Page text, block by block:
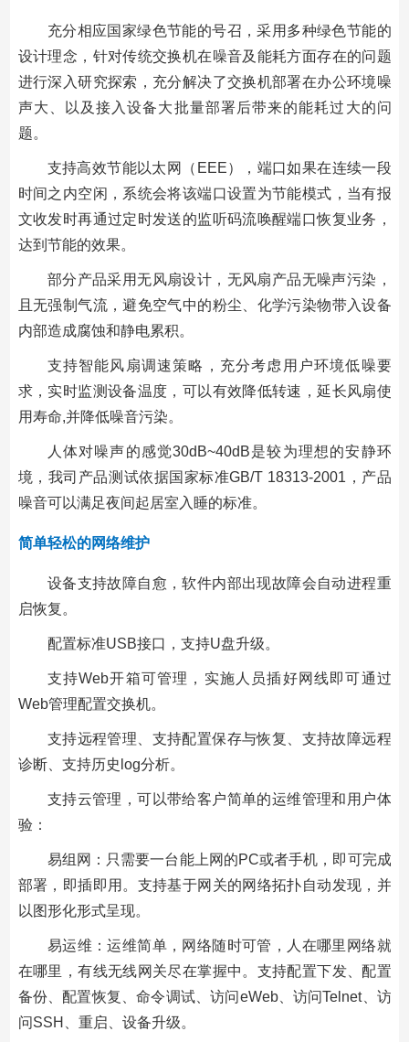
充分相应国家绿色节能的号召，采用多种绿色节能的
设计理念，针对传统交换机在噪音及能耗方面存在的问题
进行深入研究探索，充分解决了交换机部署在办公环境噪
声大、以及接入设备大批量部署后带来的能耗过大的问
题。
支持高效节能以太网（EEE），端口如果在连续一段
时间之内空闲，系统会将该端口设置为节能模式，当有报
文收发时再通过定时发送的监听码流唤醒端口恢复业务，
达到节能的效果。
部分产品采用无风扇设计，无风扇产品无噪声污染，
且无强制气流，避免空气中的粉尘、化学污染物带入设备
内部造成腐蚀和静电累积。
支持智能风扇调速策略，充分考虑用户环境低噪要
求，实时监测设备温度，可以有效降低转速，延长风扇使
用寿命,并降低噪音污染。
人体对噪声的感觉30dB~40dB是较为理想的安静环
境，我司产品测试依据国家标准GB/T 18313-2001，产品
噪音可以满足夜间起居室入睡的标准。
简单轻松的网络维护
设备支持故障自愈，软件内部出现故障会自动进程重
启恢复。
配置标准USB接口，支持U盘升级。
支持Web开箱可管理，实施人员插好网线即可通过
Web管理配置交换机。
支持远程管理、支持配置保存与恢复、支持故障远程
诊断、支持历史log分析。
支持云管理，可以带给客户简单的运维管理和用户体
验：
易组网：只需要一台能上网的PC或者手机，即可完成
部署，即插即用。支持基于网关的网络拓扑自动发现，并
以图形化形式呈现。
易运维：运维简单，网络随时可管，人在哪里网络就
在哪里，有线无线网关尽在掌握中。支持配置下发、配置
备份、配置恢复、命令调试、访问eWeb、访问Telnet、访
问SSH、重启、设备升级。